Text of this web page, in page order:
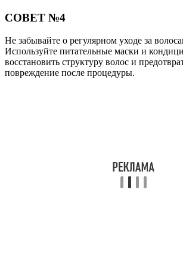
СОВЕТ №4
Не забывайте о регулярном уходе за
Используйте питательные маски и
восстановить структуру волос и
повреждение после процедуры.